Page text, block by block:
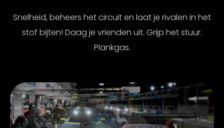
Snelheid, beheers het circuit en laat je rivalen in het
stof bijten! Daag je vrienden uit. Grijp het stuur.
Plankgas.